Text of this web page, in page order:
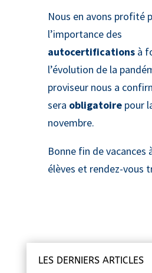
Nous en avons profité
l’importance des
autocertificationsà
l’évolution de la
proviseur nous a
sera obligatoirepour
novembre.
Bonne fin de vacances
élèves et rendez-vous
LES DERNIERS ARTICLES